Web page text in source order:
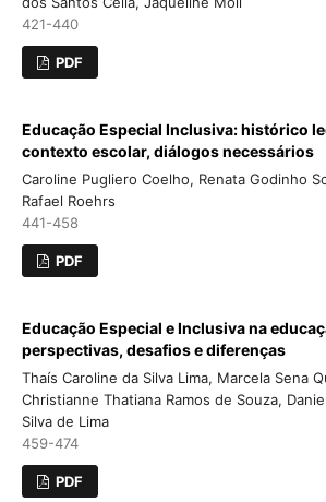
421-440
PDF
Educação Especial Inclusiva: histórico
contexto escolar, diálogos necessários
Caroline Pugliero Coelho, Renata Godinho
Rafael Roehrs
441-458
PDF
Educação Especial e Inclusiva na
perspectivas, desafios e diferenças
Thaís Caroline da Silva Lima, Marcela Sena
Christianne Thatiana Ramos de Souza,
Silva de Lima
459-474
PDF